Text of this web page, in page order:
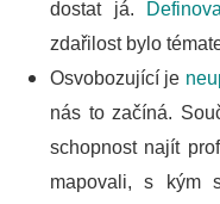
dostat já.
zdařilost bylo
Osvobozující je
nás to začíná.
schopnost najít
mapovali, s kým